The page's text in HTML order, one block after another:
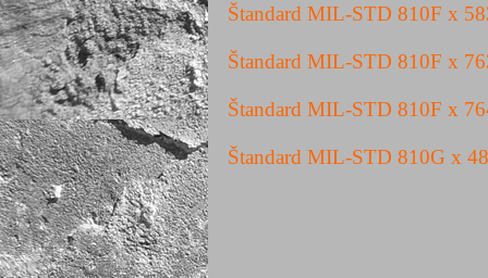
Štandard MIL-STD 810F x
Štandard MIL-STD 810F x
Štandard MIL-STD 810F x
Štandard MIL-STD 810G x